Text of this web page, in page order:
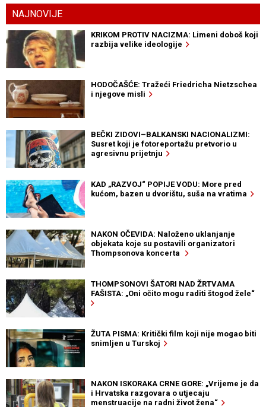
NAJNOVIJE
KRIKOM PROTIV NACIZMA: Limeni doboš koji
razbija velike ideologije
HODOČAŠĆE: Tražeći Friedricha Nietzschea
i njegove misli
BEČKI ZIDOVI–BALKANSKI NACIONALIZMI:
Susret koji je fotoreportažu pretvorio u
agresivnu prijetnju
KAD „RAZVOJ“ POPIJE VODU: More pred
kućom, bazen u dvorištu, suša na vratima
NAKON OČEVIDA: Naloženo uklanjanje
objekata koje su postavili organizatori
Thompsonova koncerta
THOMPSONOVI ŠATORI NAD ŽRTVAMA
FAŠISTA: „Oni očito mogu raditi štogod žele“
ŽUTA PISMA: Kritički film koji nije mogao biti
snimljen u Turskoj
NAKON ISKORAKA CRNE GORE: „Vrijeme je da
i Hrvatska razgovara o utjecaju
menstruacije na radni život žena“